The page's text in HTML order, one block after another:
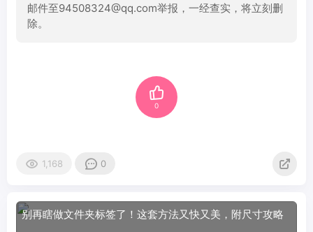
邮件至94508324@qq.com举报，一经查实，将立刻删
除。
0
1,168 0
别再瞎做文件夹标签了！这套方法又快又美，附尺寸攻略